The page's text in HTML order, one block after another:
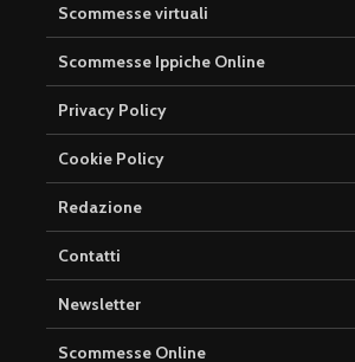
Scommesse virtuali
Scommesse Ippiche Online
Privacy Policy
Cookie Policy
Redazione
Contatti
Newsletter
Scommesse Online